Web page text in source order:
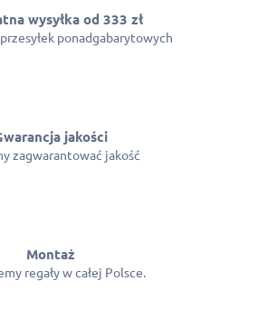
wysyłka od 333 zł
ponadgabarytowych
jakości
zagwarantować jakość
Montaż
regały w całej Polsce.